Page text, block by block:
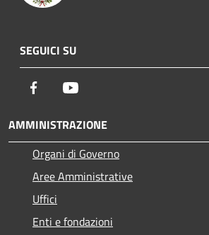
SEGUICI SU
Facebook
AMMINISTRAZIONE
Organi di Governo
Aree Amministrative
Uffici
Enti e fondazioni